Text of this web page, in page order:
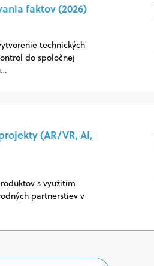
faktov (2026)
technických
do spoločnej
(AR/VR, AI,
s využitím
partnerstiev v